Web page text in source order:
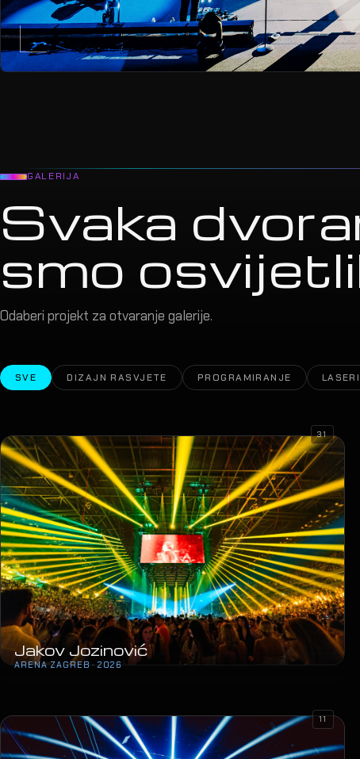
GALERIJA
Svaka
smo
Odaberi projekt za otvaranje galerije.
SVE DIZAJN RASVJETE PROGRAMIRANJE LASERI
Jakov Jozinović
ARENA ZAGREB · 2026
31
11